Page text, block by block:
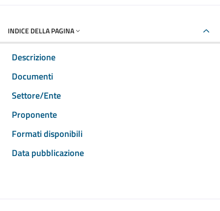
INDICE DELLA PAGINA
Descrizione
Documenti
Settore/Ente
Proponente
Formati disponibili
Data pubblicazione